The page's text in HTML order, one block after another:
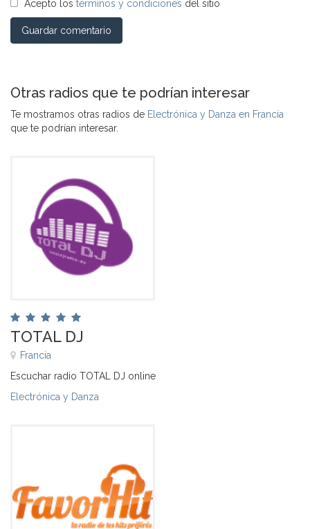
Acepto los términos y condiciones del sitio
Guardar comentario
Otras radios que te podrían interesar
Te mostramos otras radios de Electrónica y Danza en Francia
que te podrían interesar.
TOTAL DJ
Francia
Escuchar radio TOTAL DJ online
Electrónica y Danza